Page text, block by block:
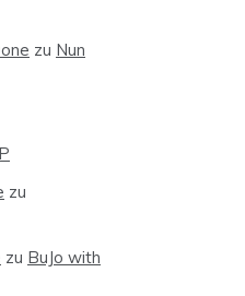
zu Nun
zu
zu BuJo with